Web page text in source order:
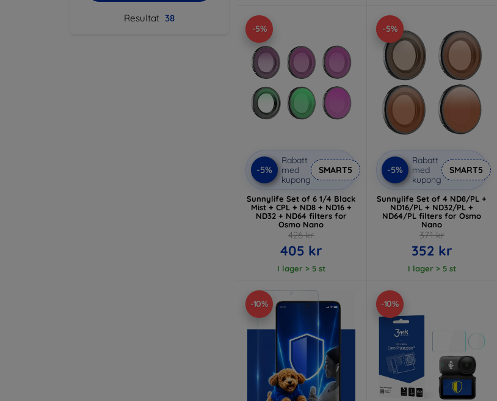
Resultat 38
-5%
-5%
Rabatt
med
kupong
SMART5
Sunnylife Set of 6 1/4 Black
Mist + CPL + ND8 + ND16 +
ND32 + ND64 filters for
Osmo Nano
426 kr
405 kr
I lager > 5 st
-5%
-5%
Rabatt
med
kupong
SMART5
Sunnylife Set of 4 ND8/PL +
ND16/PL + ND32/PL +
ND64/PL filters for Osmo
Nano
371 kr
352 kr
I lager > 5 st
-10% -10%